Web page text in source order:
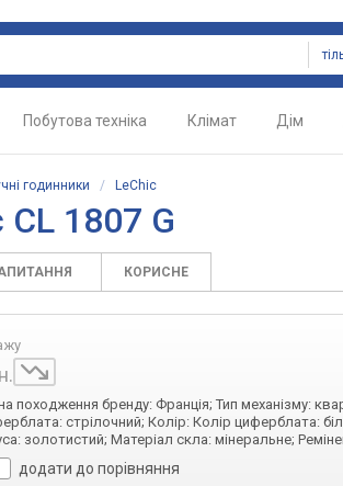
Побутова техніка Клімат Дім
годинники / LeChic
1807 G
КОРИСНЕ
походження бренду: Франція; Тип механізму:
стрілочний; Колір: Колір циферблата:
золотистий; Матеріал скла: мінеральне;
додати до порівняння